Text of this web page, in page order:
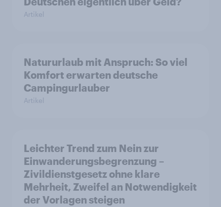
Artikel
Natururlaub mit Anspruch: So viel
Komfort erwarten deutsche
Campingurlauber
Artikel
Leichter Trend zum Nein zur
Einwanderungsbegrenzung –
Zivildienstgesetz ohne klare
Mehrheit, Zweifel an Notwendigkeit
der Vorlagen steigen